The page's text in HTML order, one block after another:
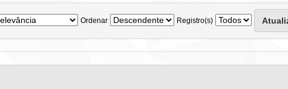
Ordenar Registro(s)